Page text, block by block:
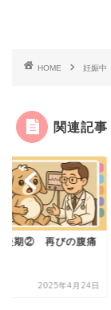
HOME 妊娠中
関連記事
後期② 再びの腹痛
2025年4月24日